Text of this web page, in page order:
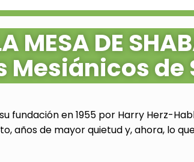
MESA DE
Mesiánicos de
fundación en 1955 por Harry Herz-
años de mayor quietud y, ahora, lo